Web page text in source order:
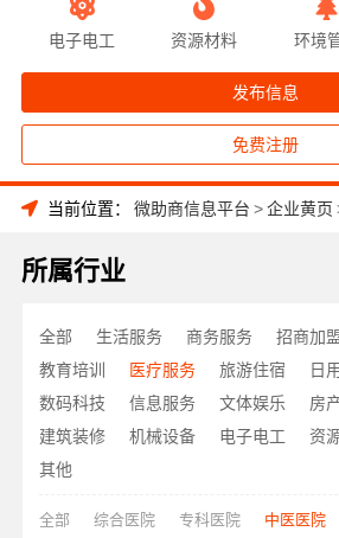
电子电工 资源材料 环境
发布信息
免费注册
当前位置： 微助商信息平台 >企业黄页
所属行业
全部 生活服务 商务服务 招商加
教育培训
医疗服务 旅游住宿 日
数码科技
信息服务 文体娱乐 房
建筑装修
机械设备 电子电工 资
其他
全部 综合医院 专科医院 中医医院